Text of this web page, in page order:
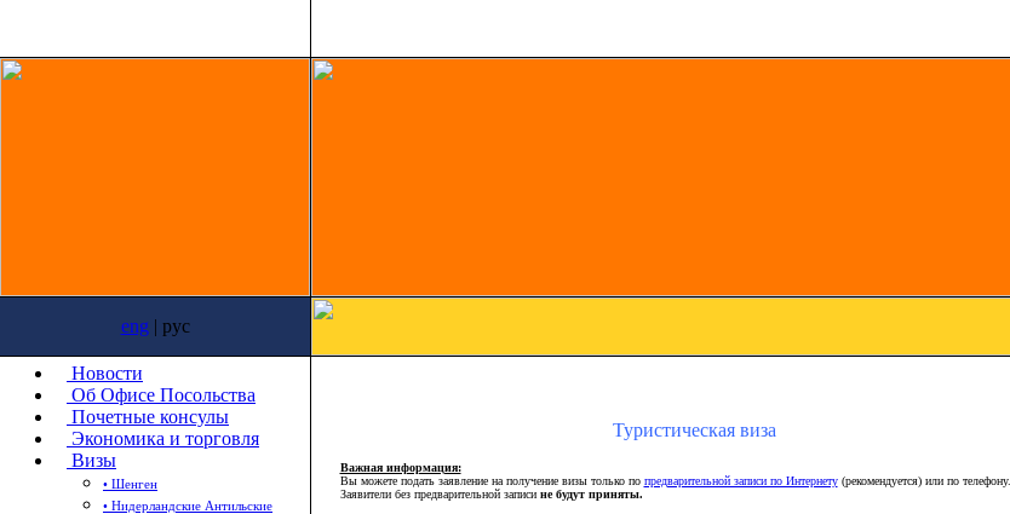
eng | рус
Новости
Об Офисе Посольства
Почетные консулы
Экономика и торговля
Визы
• Шенген
• Нидерландские Антильские
Туристическая виза
Важная информация:
Вы можете подать заявление на получение визы только по предварительной записи по Интернету(рекомендуется) или по телефону.
Заявители без предварительной записи не будут приняты.